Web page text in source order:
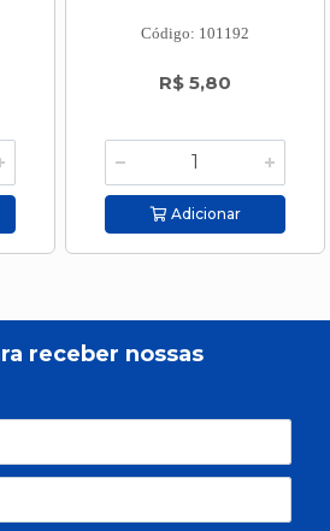
Código: 101192
R$ 5,80
Adicionar
receber nossas